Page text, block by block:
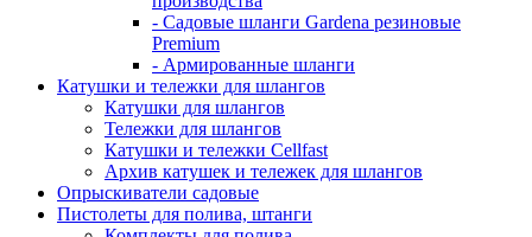
- Садовые шланги Gardena резиновые
Premium
- Армированные шланги
Катушки и тележки для шлангов
Катушки для шлангов
Тележки для шлангов
Катушки и тележки Cellfast
Архив катушек и тележек для шлангов
Опрыскиватели садовые
Пистолеты для полива, штанги